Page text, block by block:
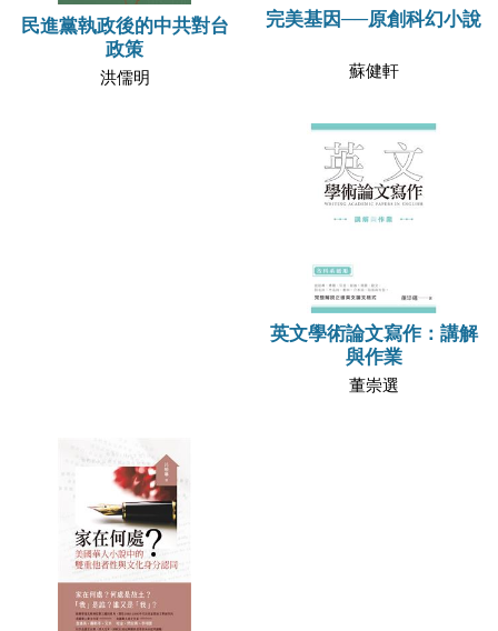
民進黨執政後的中共對台
政策
洪儒明
完美基因──原創科幻小說
蘇健軒
英文學術論文寫作：講解
與作業
董崇選